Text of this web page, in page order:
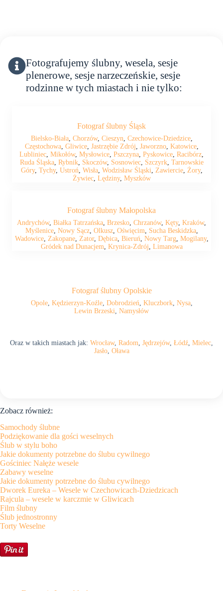
Fotografujemy ślubny, wesela, sesje
plenerowe, sesje narzeczeńskie, sesje
rodzinne w tych miastach i nie tylko:
Fotograf ślubny Śląsk
Bielsko-Biała, Chorzów, Cieszyn, Czechowice-Dziedzice,
Częstochowa, Gliwice, Jastrzębie Zdrój, Jaworzno, Katowice,
Lubliniec, Mikołów, Mysłowice, Pszczyna, Pyskowice, Racibórz,
Ruda Śląska, Rybnik, Skoczów, Sosnowiec, Szczyrk, Tarnowskie
Góry, Tychy, Ustroń, Wisła, Wodzisław Śląski, Zawiercie, Żory,
Żywiec, Lędziny, Myszków
Fotograf ślubny Małopolska
Andrychów, Białka Tatrzańska, Brzesko, Chrzanów, Kęty, Kraków,
Myślenice, Nowy Sącz, Olkusz, Oświęcim, Sucha Beskidzka,
Wadowice, Zakopane, Zator, Dębica, Bieruń, Nowy Targ, Mogilany,
Gródek nad Dunacjem, Krynica-Zdrój, Limanowa
Fotograf ślubny Opolskie
Opole, Kędzierzyn-Koźle, Dobrodzień, Kluczbork, Nysa,
Lewin Brzeski, Namysłów
Oraz w takich miastach jak: Wrocław, Radom, Jędrzejów, Łódź, Mielec,
Jasło, Oława
Zobacz również:
Samochody ślubne
Podziękowanie dla gości weselnych
Ślub w stylu boho
Jakie dokumenty potrzebne do ślubu cywilnego
Gościniec Nałęże wesele
Zabawy weselne
Jakie dokumenty potrzebne do ślubu cywilnego
Dworek Eureka – Wesele w Czechowicach-Dziedzicach
Rajcula – wesele w karczmie w Gliwicach
Film ślubny
Ślub jednostronny
Torty Weselne